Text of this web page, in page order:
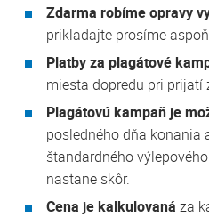
Zdarma robíme opravy
prikladajte prosíme
Platby za plagátové
miesta dopredu pri prijatí
Plagátovú kampaň je
posledného dňa konania
štandardného
nastane skôr.
Cena je kalkulovaná za